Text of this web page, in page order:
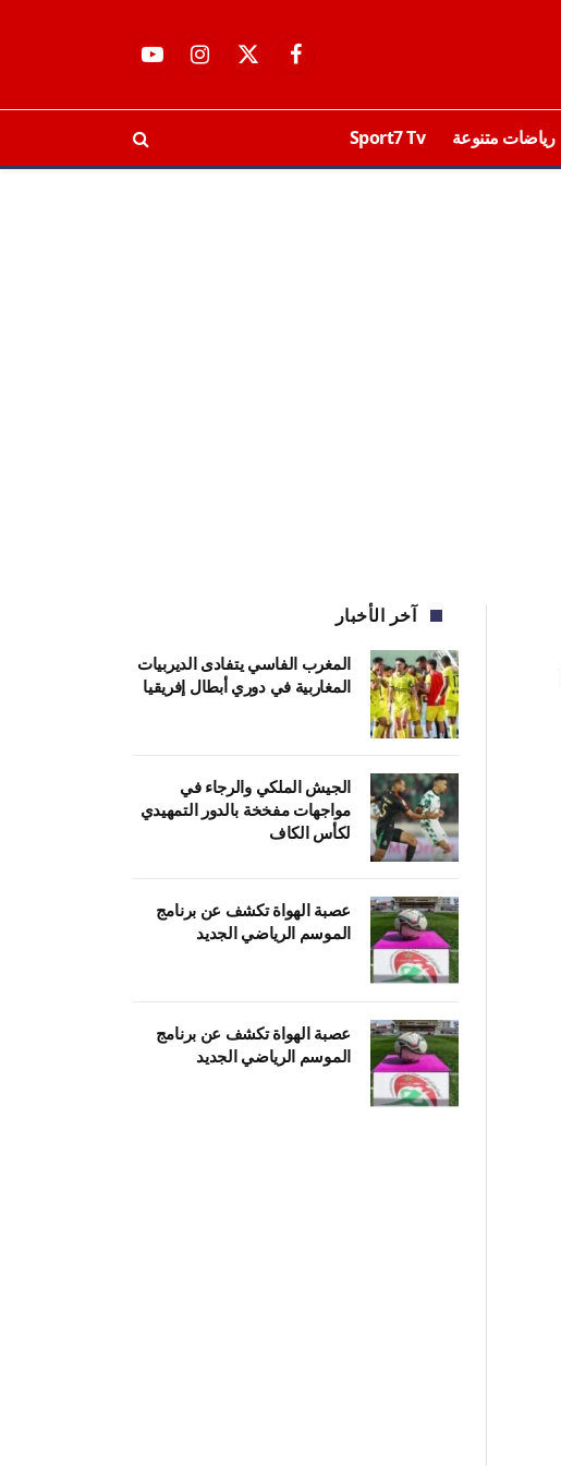
فيسبوكX
الانستغراميوتيوب
رياضات متنوعة Sport7 Tv
آخر الأخبار
المغرب الفاسي يتفادى الديربيات
المغاربية في دوري أبطال إفريقيا
الجيش الملكي والرجاء في
مواجهات مفخخة بالدور التمهيدي
لكأس الكاف
عصبة الهواة تكشف عن برنامج
الموسم الرياضي الجديد
عصبة الهواة تكشف عن برنامج
الموسم الرياضي الجديد